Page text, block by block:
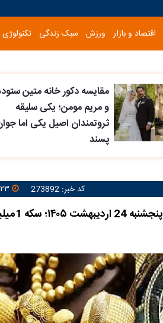
اقتصاد و بازار ورزش سبک زندگی تکنولوژی
مقایسه دکور خانه متین
و مریم مومن؛ یکی سلیقه
ثروتمندان اصیل یکی اما
پسند
کد خبر: 273892
پیش بینی